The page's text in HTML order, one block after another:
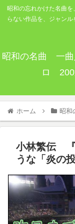
昭和の忘れかけた名曲
らない作品を、ジャン
昭和の名曲 一
ロ 200
ホーム 昭
小林繁伝
うな「炎の